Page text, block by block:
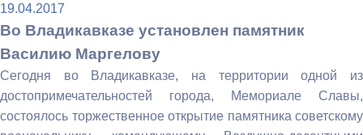
19.04.2017
Во Владикавказе установлен памятник
Василию Маргелову
Сегодня во Владикавказе, на территории одной из
достопримечательностей города, Мемориале Славы,
состоялось торжественное открытие памятника советскому